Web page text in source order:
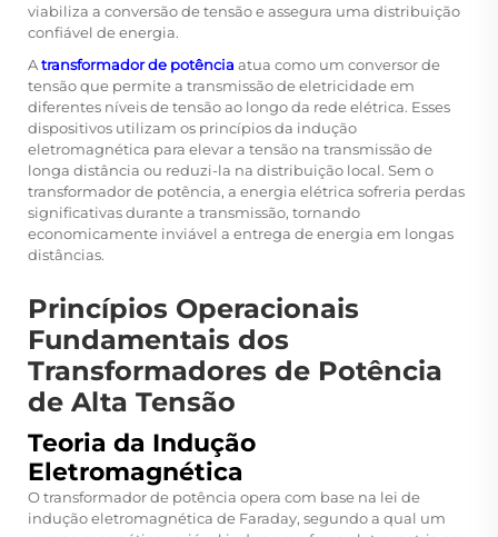
viabiliza a conversão de tensão e assegura uma distribuição
confiável de energia.
Atransformador de potência atua como um conversor de
tensão que permite a transmissão de eletricidade em
diferentes níveis de tensão ao longo da rede elétrica. Esses
dispositivos utilizam os princípios da indução
eletromagnética para elevar a tensão na transmissão de
longa distância ou reduzi-la na distribuição local. Sem o
transformador de potência, a energia elétrica sofreria perdas
significativas durante a transmissão, tornando
economicamente inviável a entrega de energia em longas
distâncias.
Princípios Operacionais
Fundamentais dos
Transformadores de Potência
de Alta Tensão
Teoria da Indução
Eletromagnética
O transformador de potência opera com base na lei de
indução eletromagnética de Faraday, segundo a qual um